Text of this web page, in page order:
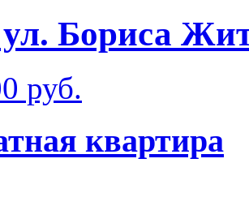
Бориса
руб.
квартира